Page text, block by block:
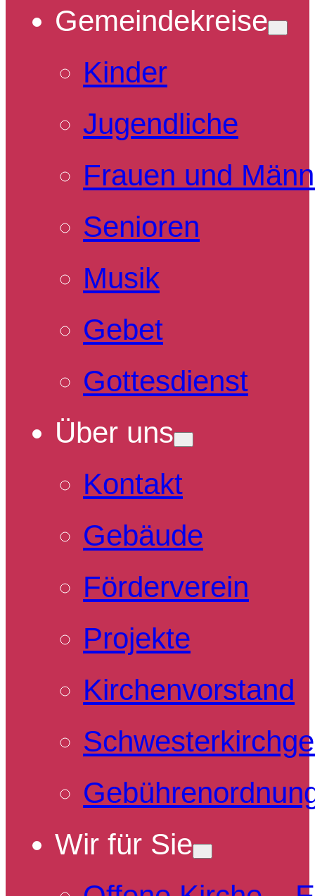
Gemeindekreise
Kinder
Jugendliche
Frauen und
Senioren
Musik
Gebet
Gottesdienst
Über uns
Kontakt
Gebäude
Förderverein
Projekte
Kirchenvorstand
Wir für Sie